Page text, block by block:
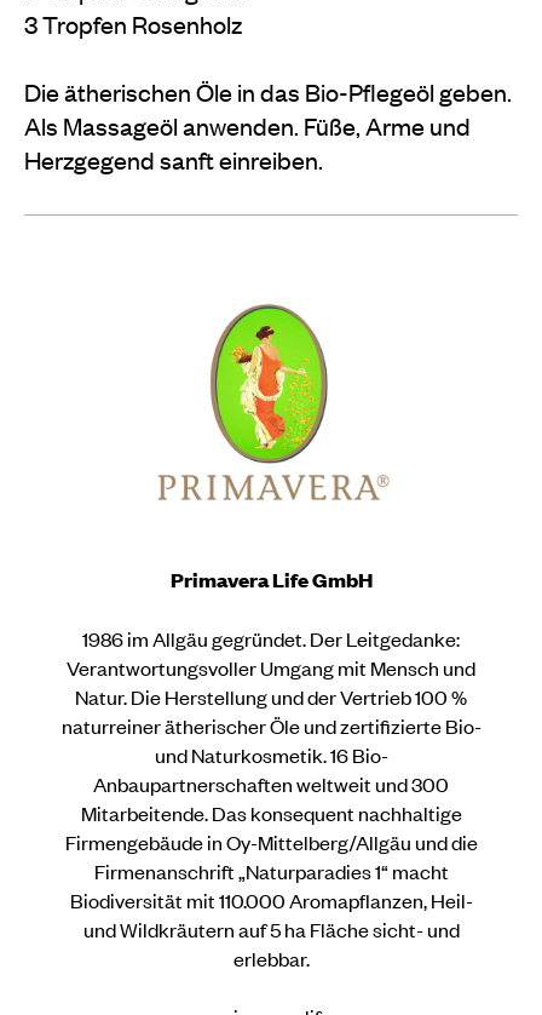
3 Tropfen Rosenholz
Die ätherischen Öle in das Bio-Pflegeöl geben.
Als Massageöl anwenden. Füße, Arme und
Herzgegend sanft einreiben.
Primavera Life GmbH
1986 im Allgäu gegründet. Der Leitgedanke:
Verantwortungsvoller Umgang mit Mensch und
Natur. Die Herstellung und der Vertrieb 100 %
naturreiner ätherischer Öle und zertifizierte Bio-
und Naturkosmetik. 16 Bio-
Anbaupartnerschaften weltweit und 300
Mitarbeitende. Das konsequent nachhaltige
Firmengebäude in Oy-Mittelberg/Allgäu und die
Firmenanschrift „Naturparadies 1“ macht
Biodiversität mit 110.000 Aromapflanzen, Heil-
und Wildkräutern auf 5 ha Fläche sicht- und
erlebbar.